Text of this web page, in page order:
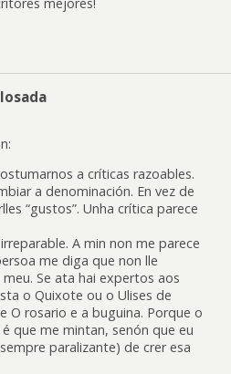
mejores!
a críticas razoables.
a denominación. En vez de
“gustos”. Unha crítica parece
A min non me parece
me diga que non lle
Se ata hai expertos aos
o Quixote ou o Ulises de
O rosario e a buguina. Porque o
que me mintan, senón que eu
paralizante) de crer esa